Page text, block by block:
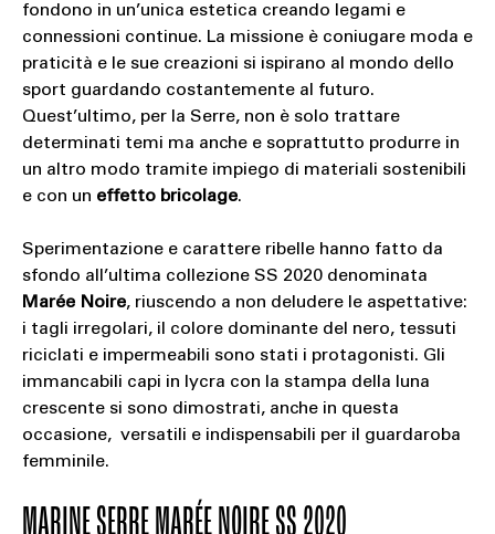
fondono in un’unica estetica creando legami e
connessioni continue. La missione è coniugare moda e
praticità e le sue creazioni si ispirano al mondo dello
sport guardando costantemente al futuro.
Quest’ultimo, per la Serre, non è solo trattare
determinati temi ma anche e soprattutto produrre in
un altro modo tramite impiego di materiali sostenibili
e con un effetto bricolage.
Sperimentazione e carattere ribelle hanno fatto da
sfondo all’ultima collezione SS 2020 denominata
Marée Noire, riuscendo a non deludere le aspettative:
i tagli irregolari, il colore dominante del nero, tessuti
riciclati e impermeabili sono stati i protagonisti. Gli
immancabili capi in lycra con la stampa della luna
crescente si sono dimostrati, anche in questa
occasione, versatili e indispensabili per il guardaroba
femminile.
MARINE SERRE MARÉE NOIRE SS 2020